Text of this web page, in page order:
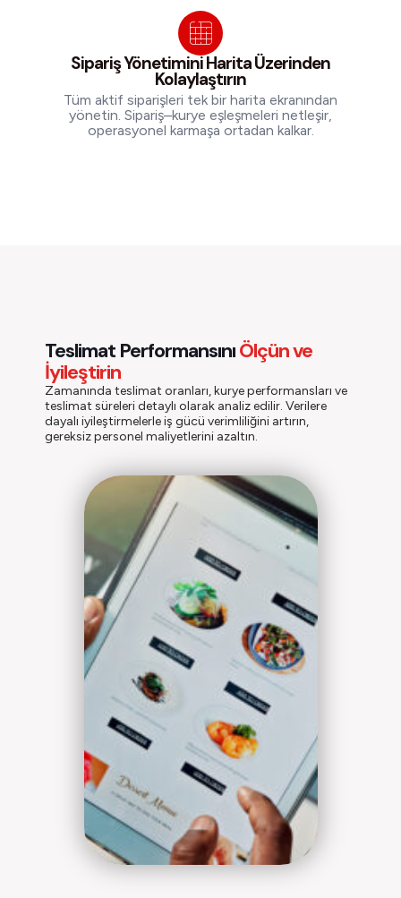
Sipariş Yönetimini Harita Üzerinden
Kolaylaştırın
Tüm aktif siparişleri tek bir harita ekranından
yönetin. Sipariş–kurye eşleşmeleri netleşir,
operasyonel karmaşa ortadan kalkar.
Teslimat PerformansınıÖlçün ve
İyileştirin
Zamanında teslimat oranları, kurye performansları ve
teslimat süreleri detaylı olarak analiz edilir. Verilere
dayalı iyileştirmelerle iş gücü verimliliğini artırın,
gereksiz personel maliyetlerini azaltın.